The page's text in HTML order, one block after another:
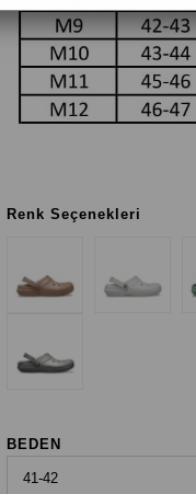
Renk Seçenekleri
BEDEN